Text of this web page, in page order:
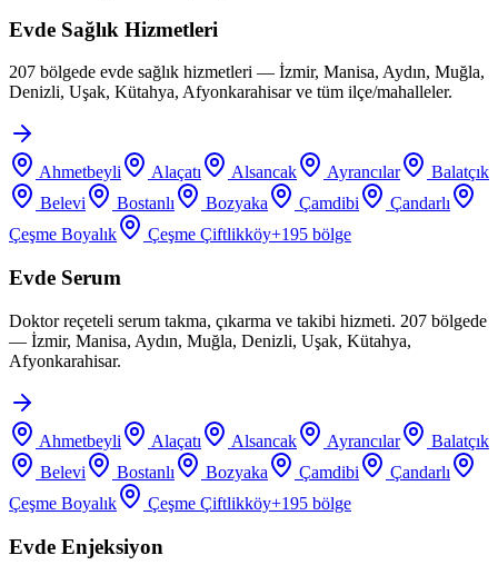
Evde Sağlık Hizmetleri
207 bölgede evde sağlık hizmetleri — İzmir, Manisa, Aydın, Muğla,
Denizli, Uşak, Kütahya, Afyonkarahisar ve tüm ilçe/mahalleler.
Ahmetbeyli Alaçatı Alsancak Ayrancılar
Balatçık
Belevi
Bostanlı Bozyaka Çamdibi
Çandarlı
Çeşme Boyalık
Çeşme Çiftlikköy+195 bölge
Evde Serum
Doktor reçeteli serum takma, çıkarma ve takibi hizmeti. 207 bölgede
— İzmir, Manisa, Aydın, Muğla, Denizli, Uşak, Kütahya,
Afyonkarahisar.
Ahmetbeyli Alaçatı Alsancak Ayrancılar
Balatçık
Belevi
Bostanlı Bozyaka Çamdibi
Çandarlı
Çeşme Boyalık
Çeşme Çiftlikköy+195 bölge
Evde Enjeksiyon